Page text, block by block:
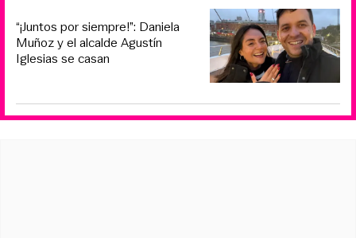
“¡Juntos por siempre!”: Daniela
Muñoz y el alcalde Agustín
Iglesias se casan